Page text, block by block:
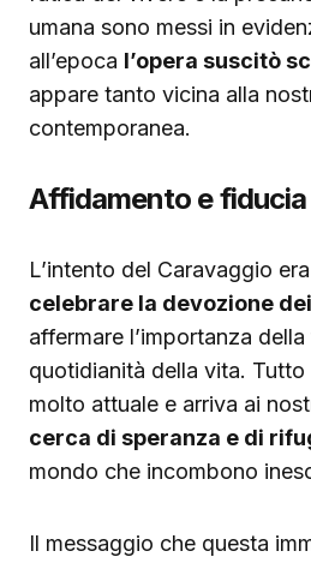
umana sono messi in
all’epoca l’opera suscitò
appare tanto vicina alla
contemporanea.
Affidamento e fiducia
L’intento del Caravaggio
celebrare la devozione
affermare l’importanza
quotidianità della vita. Tutto
molto attuale e arriva ai
cerca di speranza e di
mondo che incombono
Il messaggio che questa